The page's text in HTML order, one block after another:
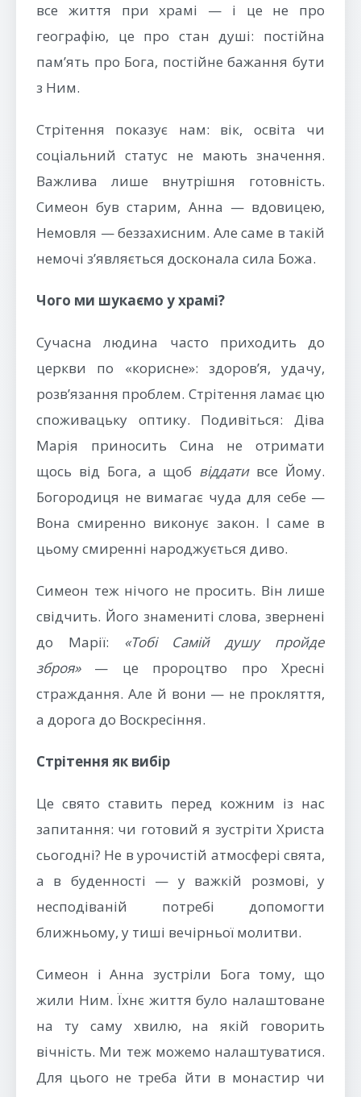
все життя при храмі — і це не про
географію, це про стан душі: постійна
пам’ять про Бога, постійне бажання бути
з Ним.
Стрітення показує нам: вік, освіта чи
соціальний статус не мають значення.
Важлива лише внутрішня готовність.
Симеон був старим, Анна — вдовицею,
Немовля — беззахисним. Але саме в такій
немочі з’являється досконала сила Божа.
Чого ми шукаємо у храмі?
Сучасна людина часто приходить до
церкви по «корисне»: здоров’я, удачу,
розв’язання проблем. Стрітення ламає цю
споживацьку оптику. Подивіться: Діва
Марія приносить Сина не отримати
щось від Бога, а щоб віддативсе Йому.
Богородиця не вимагає чуда для себе —
Вона смиренно виконує закон. І саме в
цьому смиренні народжується диво.
Симеон теж нічого не просить. Він лише
свідчить. Його знамениті слова, звернені
до Марії:
«Тобі Самій душу пройде
зброя»— це пророцтво про Хресні
страждання. Але й вони — не прокляття,
а дорога до Воскресіння.
Стрітення як вибір
Це свято ставить перед кожним із нас
запитання: чи готовий я зустріти Христа
сьогодні? Не в урочистій атмосфері свята,
а в буденності — у важкій розмові, у
несподіваній потребі допомогти
ближньому, у тиші вечірньої молитви.
Симеон і Анна зустріли Бога тому, що
жили Ним. Їхнє життя було налаштоване
на ту саму хвилю, на якій говорить
вічність. Ми теж можемо налаштуватися.
Для цього не треба йти в монастир чи